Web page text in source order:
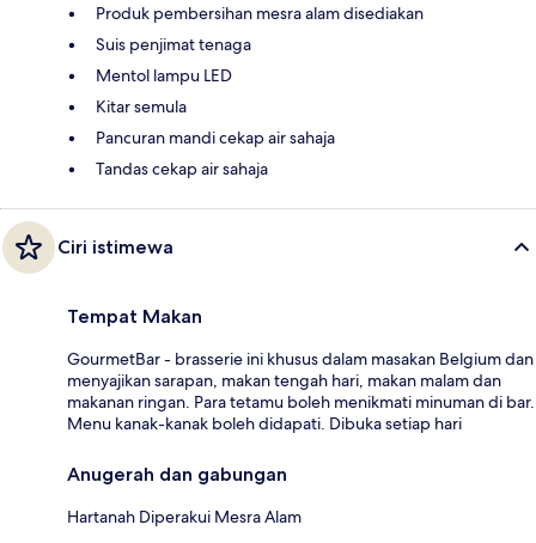
Produk pembersihan mesra alam disediakan
Suis penjimat tenaga
Mentol lampu LED
Kitar semula
Pancuran mandi cekap air sahaja
Tandas cekap air sahaja
Ciri istimewa
Tempat Makan
GourmetBar - brasserie ini khusus dalam masakan Belgium dan
menyajikan sarapan, makan tengah hari, makan malam dan
makanan ringan. Para tetamu boleh menikmati minuman di bar.
Menu kanak-kanak boleh didapati. Dibuka setiap hari
Anugerah dan gabungan
Hartanah Diperakui Mesra Alam